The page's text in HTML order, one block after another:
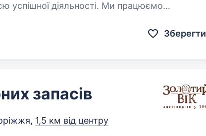
успішної діяльності. Ми працюємо
Зберегти
запасів
1,5 км від центру